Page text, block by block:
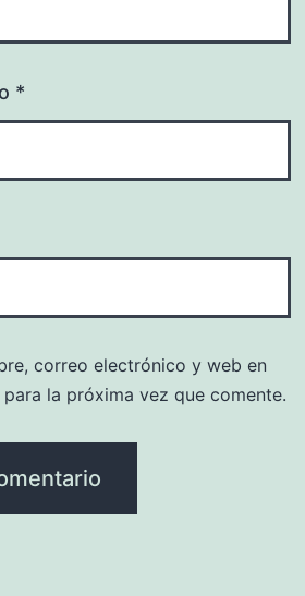
*
correo electrónico y web en
la próxima vez que comente.